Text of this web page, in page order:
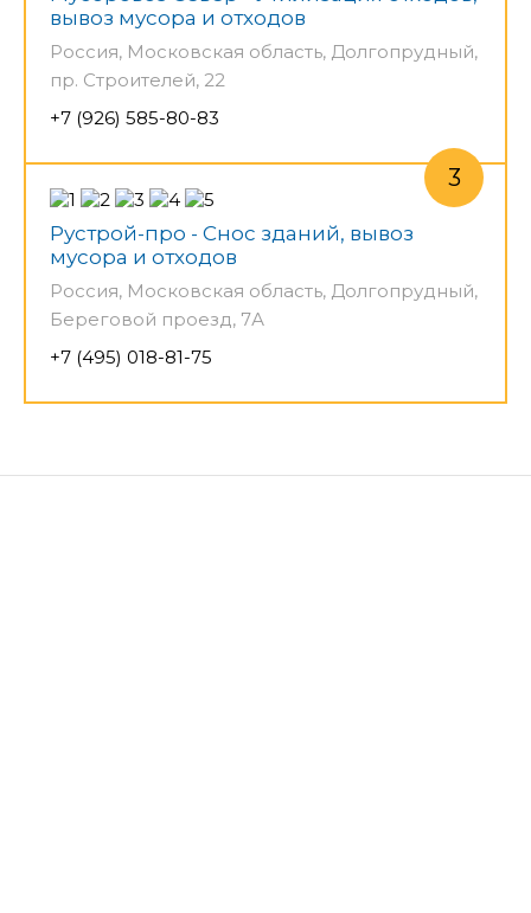
вывоз мусора и отходов
Россия, Московская область, Долгопрудный,
пр. Строителей, 22
+7 (926) 585-80-83
Рустрой-про - Снос зданий, вывоз
мусора и отходов
Россия, Московская область, Долгопрудный,
Береговой проезд, 7А
+7 (495) 018-81-75